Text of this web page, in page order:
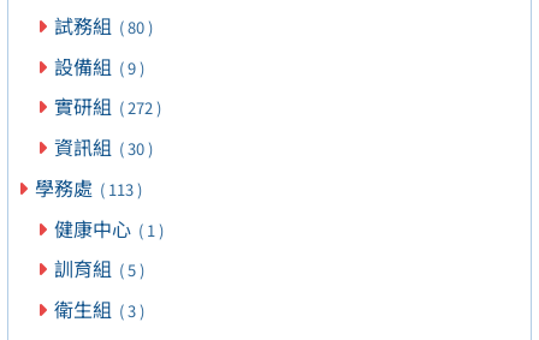
試務組 ( 80 )
設備組 ( 9 )
實研組 ( 272 )
資訊組 ( 30 )
學務處 ( 113 )
健康中心 ( 1 )
訓育組 ( 5 )
衛生組 ( 3 )